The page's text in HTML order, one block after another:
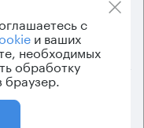
ОГРН 1177746948686,
с
и ваших
необходимых
обработку